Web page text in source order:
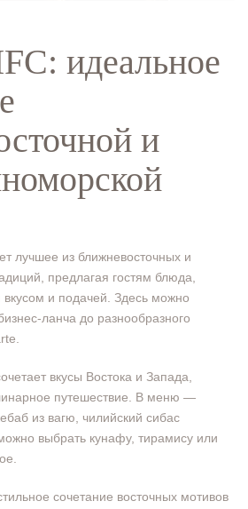
идеальное
и
лучшее из ближневосточных и
предлагая гостям блюда,
и подачей. Здесь можно
ланча до разнообразного
вкусы Востока и Запада,
путешествие. В меню —
из вагю, чилийский сибас
выбрать кунафу, тирамису или
сочетание восточных мотивов